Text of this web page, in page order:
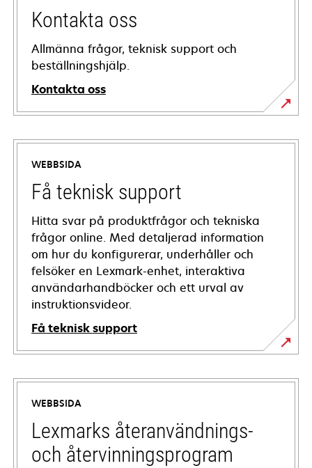
Kontakta oss
Allmänna frågor, teknisk support och
beställningshjälp.
Kontakta oss
WEBBSIDA
Få teknisk support
Hitta svar på produktfrågor och tekniska
frågor online. Med detaljerad information
om hur du konfigurerar, underhåller och
felsöker en Lexmark-enhet, interaktiva
användarhandböcker och ett urval av
instruktionsvideor.
Få teknisk support
opens
in
new
tab
WEBBSIDA
Lexmarks återanvändnings-
och återvinningsprogram